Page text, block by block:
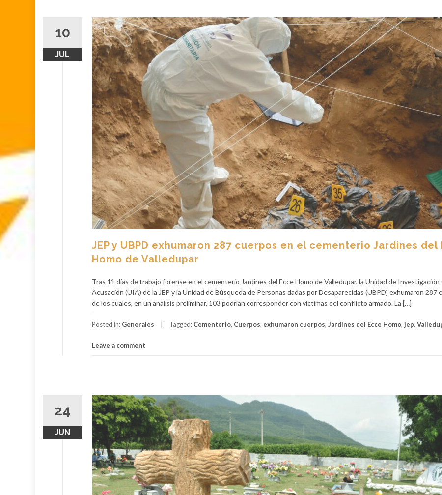
10
JUL
JEP y UBPD exhumaron 287 cuerpos en el cementerio Jardines del
Homo de Valledupar
Tras 11 días de trabajo forense en el cementerio Jardines del Ecce Homo de Valledupar, la Unidad de Investigación
Acusación (UIA) de la JEP y la Unidad de Búsqueda de Personas dadas por Desaparecidas (UBPD) exhumaron 287
de los cuales, en un análisis preliminar, 103 podrían corresponder con víctimas del conflicto armado. La […]
Posted in: Generales Tagged: Cementerio, Cuerpos, exhumaron cuerpos, Jardines del Ecce Homo, jep,
Leave a comment
24
JUN